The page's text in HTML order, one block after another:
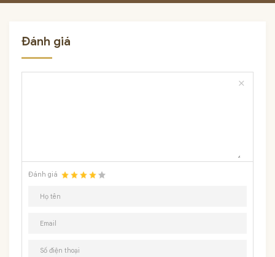
Đánh giá
close
Đánh giá